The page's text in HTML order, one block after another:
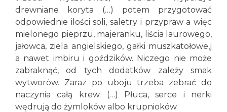
drewniane koryta (…) potem przygotować
odpowiednie ilości soli, saletry i przypraw a więc
mielonego pieprzu, majeranku, liścia laurowego,
jałowca, ziela angielskiego, gałki muszkatołowe,j
a nawet imbiru i goździków. Niczego nie może
zabraknąć, od tych dodatków zależy smak
wytworów. Zaraz po uboju trzeba zebrać do
naczynia całą krew. (…) Płuca, serce i nerki
wędrują do żymloków albo krupnioków.